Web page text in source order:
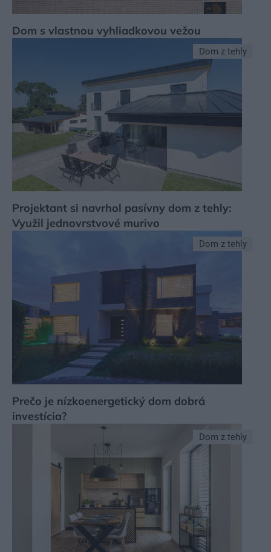
Dom s vlastnou vyhliadkovou vežou
Dom z tehly
Projektant si navrhol pasívny dom z tehly:
Využil jednovrstvové murivo
Dom z tehly
Prečo je nízkoenergetický dom dobrá
investícia?
Dom z tehly